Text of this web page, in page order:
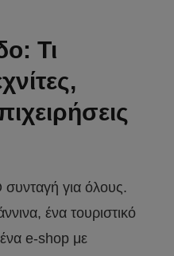
Τι
συνταγή για όλους.
ένα τουριστικό
e-shop με